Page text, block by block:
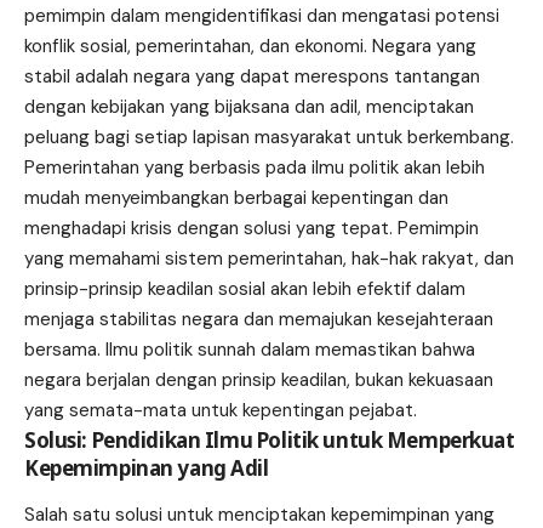
pemimpin dalam mengidentifikasi dan mengatasi potensi
konflik sosial, pemerintahan, dan ekonomi. Negara yang
stabil adalah negara yang dapat merespons tantangan
dengan kebijakan yang bijaksana dan adil, menciptakan
peluang bagi setiap lapisan masyarakat untuk berkembang.
Pemerintahan yang berbasis pada ilmu politik akan lebih
mudah menyeimbangkan berbagai kepentingan dan
menghadapi krisis dengan solusi yang tepat. Pemimpin
yang memahami sistem pemerintahan, hak-hak rakyat, dan
prinsip-prinsip keadilan sosial akan lebih efektif dalam
menjaga stabilitas negara dan memajukan kesejahteraan
bersama. Ilmu politik sunnah dalam memastikan bahwa
negara berjalan dengan prinsip keadilan, bukan kekuasaan
yang semata-mata untuk kepentingan pejabat.
Solusi: Pendidikan Ilmu Politik untuk Memperkuat
Kepemimpinan yang Adil
Salah satu solusi untuk menciptakan kepemimpinan yang